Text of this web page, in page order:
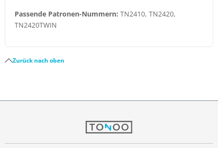
Passende Patronen-Nummern: TN2410, TN2420,
TN2420TWIN
Zurück nach oben